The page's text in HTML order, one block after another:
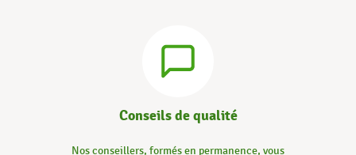
Conseils de qualité
Nos conseillers, formés en permanence, vous